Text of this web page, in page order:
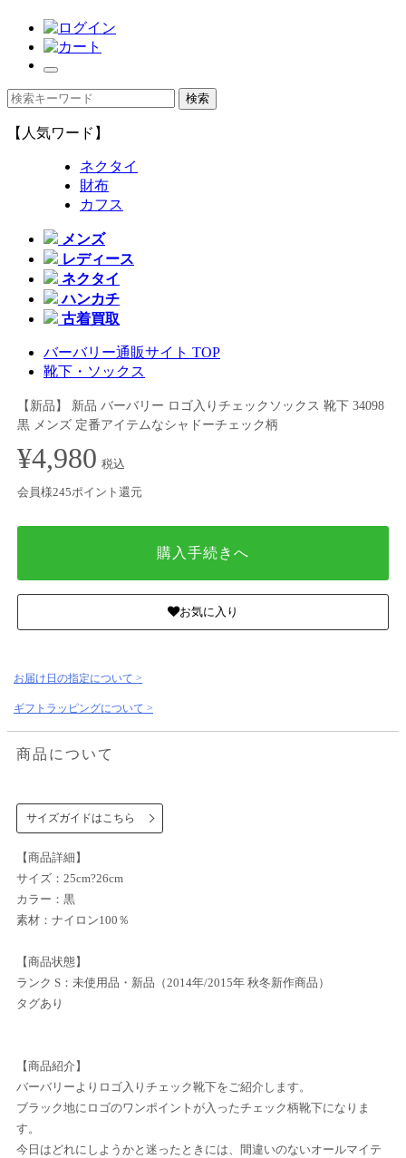
【人気ワード】
ネクタイ
財布
カフス
メンズ
レディース
ネクタイ
ハンカチ
古着買取
バーバリー通販サイト TOP
靴下・ソックス
【新品】 新品 バーバリー ロゴ入りチェックソックス 靴下 34098
黒 メンズ 定番アイテムなシャドーチェック柄
¥4,980 税込
会員様245ポイント還元
購入手続きへ
お気に入り
お届け日の指定について >
ギフトラッピングについて >
商品について
サイズガイドはこちら
【商品詳細】
サイズ：25cm?26cm
カラー：黒
素材：ナイロン100％
【商品状態】
ランク S：未使用品・新品（2014年/2015年 秋冬新作商品）
タグあり
【商品紹介】
バーバリーよりロゴ入りチェック靴下をご紹介します。
ブラック地にロゴのワンポイントが入ったチェック柄靴下になりま
す。
今日はどれにしようかと迷ったときには、間違いのないオールマイテ